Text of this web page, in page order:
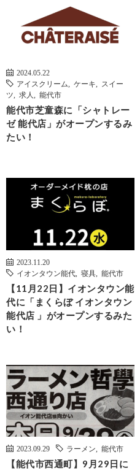
2024.05.22
アイスクリーム
ケーキ
スイー
ツ
求人 能代市
能代市芝童森に「シャトレー
ゼ 能代店」がオープンするみ
たい！
2023.11.20
イオンタウン能代
寝具 能代市
【11月22日】イオンタウン能
代に「まくらぼ イオンタウン
能代店 」がオープンするみた
い！
2023.09.29 ラーメン 能代市
【能代市西通町】9月29日に